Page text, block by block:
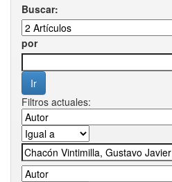
Buscar:
por
Filtros actuales: